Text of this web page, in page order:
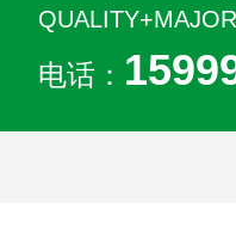
电话：